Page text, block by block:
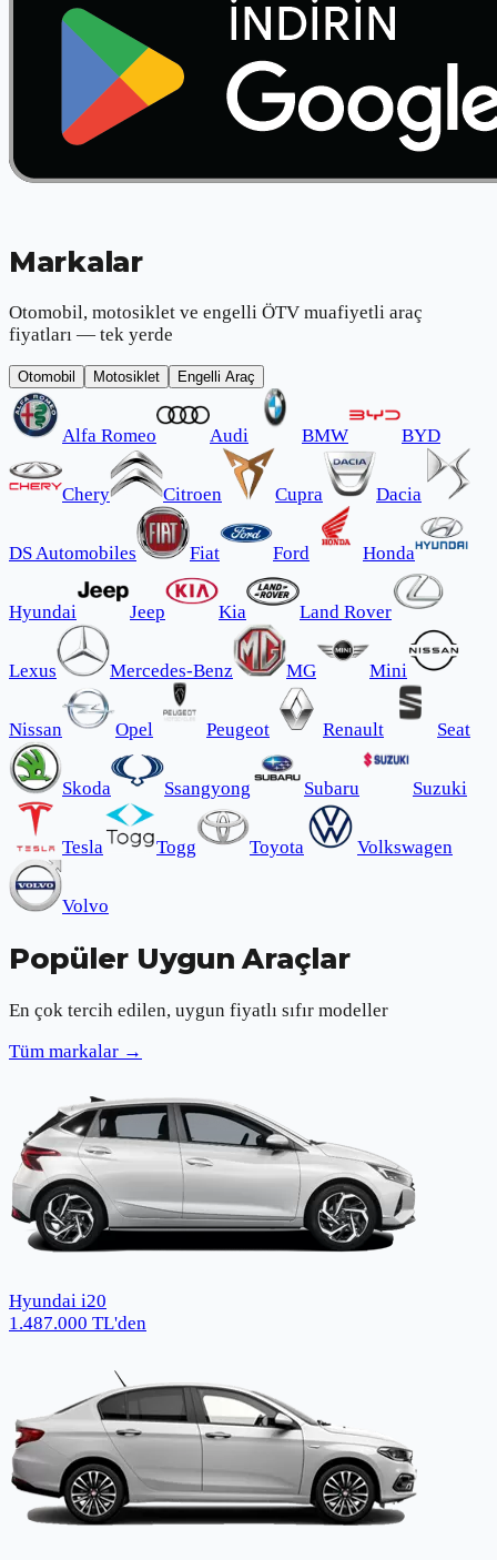
Markalar
Otomobil, motosiklet ve engelli ÖTV muafiyetli araç
fiyatları — tek yerde
Otomobil Motosiklet Engelli Araç
Alfa Romeo Audi BMW BYD
Chery Citroen Cupra Dacia
DS Automobiles Fiat Ford Honda
Hyundai Jeep Kia Land Rover
Lexus Mercedes-Benz MG Mini
Nissan Opel Peugeot Renault Seat
Skoda Ssangyong Subaru Suzuki
Tesla Togg Toyota Volkswagen
Volvo
Popüler Uygun Araçlar
En çok tercih edilen, uygun fiyatlı sıfır modeller
Tüm markalar →
Hyundai i20
1.487.000 TL'den